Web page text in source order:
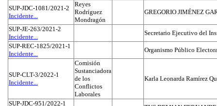
SUP-JDC-1081/2021-2
Incidente...
Reyes
Rodríguez
Mondragón
GREGORIO JIMÉNEZ
SUP-JE-263/2021-2
Incidente...
Secretario Ejecutivo del
SUP-REC-1825/2021-1
Incidente...
Organismo Público
SUP-CLT-3/2022-1
Incidente...
Comisión
Sustanciadora
de los
Conflictos
Laborales
Karla Leonarda Ramírez
SUP-JDC-951/2022-1